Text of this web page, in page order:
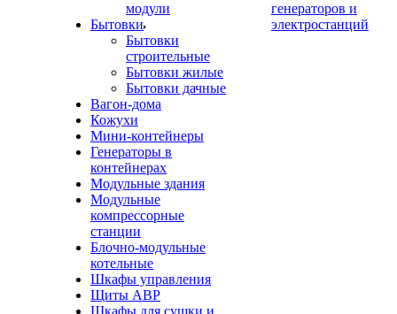
модули
Бытовки
Бытовки
строительные
Бытовки жилые
Бытовки дачные
Вагон-дома
Кожухи
Мини-контейнеры
Генераторы в
контейнерах
Модульные здания
Модульные
компрессорные
станции
Блочно-модульные
котельные
Шкафы управления
Щиты АВР
Шкафы для сушки и
генераторов и
электростанций